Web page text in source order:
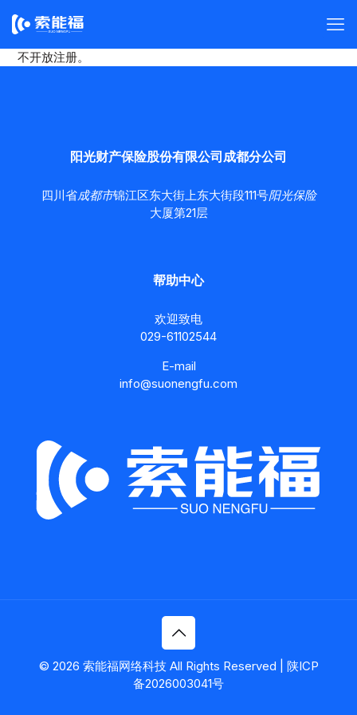
不开放注册。
阳光财产保险股份有限公司成都分公司
四川省成都市锦江区东大街上东大街段111号阳光保险
大厦第21层
帮助中心
欢迎致电
029-61102544
E-mail
info@suonengfu.com
© 2026 索能福网络科技 All Rights Reserved | 陕ICP
备2026003041号